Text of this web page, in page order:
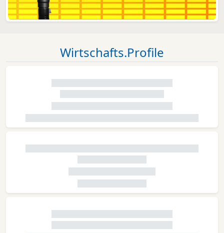
Wirtschafts.Profile